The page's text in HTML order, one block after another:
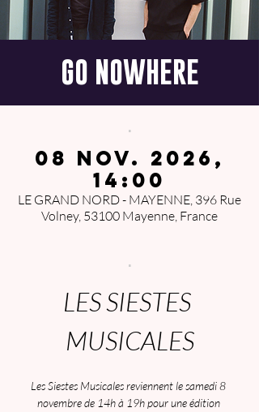
GO NOWHERE
.
08 nov. 2026,
14:00
LE GRAND NORD - MAYENNE, 396 Rue
Volney, 53100 Mayenne, France
.
LES SIESTES
MUSICALES
Les Siestes Musicales reviennent le samedi 8
novembre de 14h à 19h pour une édition